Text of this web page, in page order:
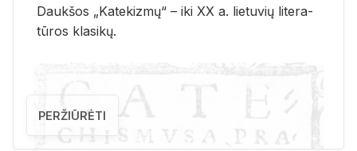
Dauk­šos „Ka­te­kiz­mų“ – iki XX a. lie­tu­vių li­te­ra­
tū­ros kla­si­kų.
PERŽIŪRĖTI